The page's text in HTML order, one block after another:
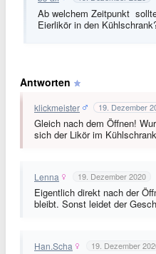
Ab welchem Zeitpunkt
Eierlikör in den
Antworten
klickmeister 19. Dezember
Gleich nach dem Öffnen!
sich der Likör im
Lenna 19. Dezember 2020
Eigentlich direkt nach der
bleibt. Sonst leidet der
Han.Scha 19. Dezember